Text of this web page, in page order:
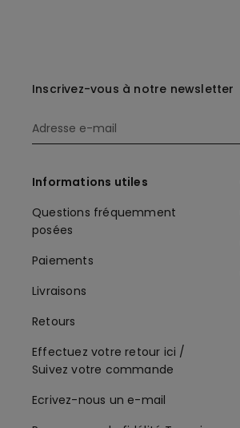
Inscrivez-vous à notre newsletter
Informations utiles
Questions fréquemment
posées
Paiements
Livraisons
Retours
Effectuez votre retour ici /
Suivez votre commande
Ecrivez-nous un e-mail